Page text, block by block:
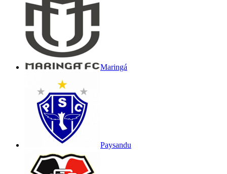
Maringá
Paysandu